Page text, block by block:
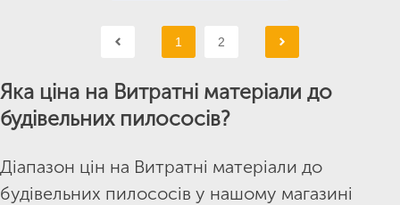
1 2
Яка ціна на Витратні матеріали до
будівельних пилососів?
Діапазон цін на Витратні матеріали до
будівельних пилососів у нашому магазині